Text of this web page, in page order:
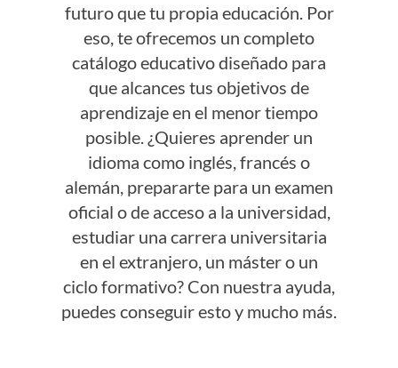
futuro que tu propia educación. Por
eso, te ofrecemos un completo
catálogo educativo diseñado para
que alcances tus objetivos de
aprendizaje en el menor tiempo
posible. ¿Quieres aprender un
idioma como inglés, francés o
alemán, prepararte para un examen
oficial o de acceso a la universidad,
estudiar una carrera universitaria
en el extranjero, un máster o un
ciclo formativo? Con nuestra ayuda,
puedes conseguir esto y mucho más.